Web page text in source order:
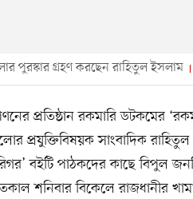
পুরস্কার গ্রহণ করছেন রাহিতুল ইসলাম
প্রতিষ্ঠান রকমারি ডটকমের
প্রযুক্তিবিষয়ক সাংবাদিক রাহিতুল
বইটি পাঠকদের কাছে বিপুল
শনিবার বিকেলে রাজধানীর